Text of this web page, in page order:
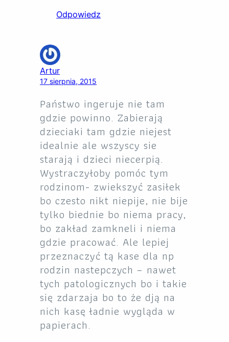
Odpowiedz
Artur
17 sierpnia, 2015
Państwo ingeruje nie tam
gdzie powinno. Zabierają
dzieciaki tam gdzie niejest
idealnie ale wszyscy sie
starają i dzieci niecerpią.
Wystraczyłoby pomóc tym
rodzinom- zwiekszyć zasiłek
bo czesto nikt niepije, nie bije
tylko biednie bo niema pracy,
bo zakład zamkneli i niema
gdzie pracować. Ale lepiej
przeznaczyć tą kase dla np
rodzin nastepczych – nawet
tych patologicznych bo i takie
się zdarzaja bo to że dją na
nich kasę ładnie wygląda w
papierach.